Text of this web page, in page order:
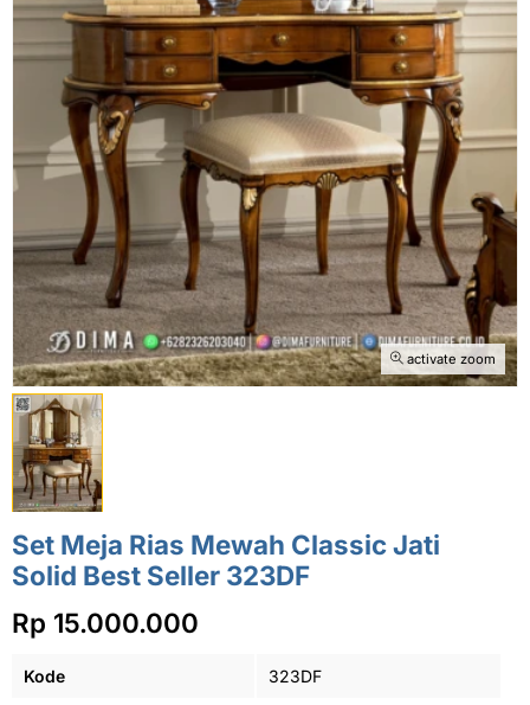
activate zoom
Set Meja Rias Mewah Classic Jati
Solid Best Seller 323DF
Rp 15.000.000
Kode 323DF